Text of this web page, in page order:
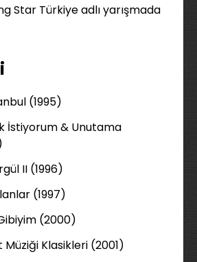
Star Türkiye adlı yarışmada
(1995)
İstiyorum & Unutama
II (1996)
(1997)
(2000)
Müziği Klasikleri (2001)